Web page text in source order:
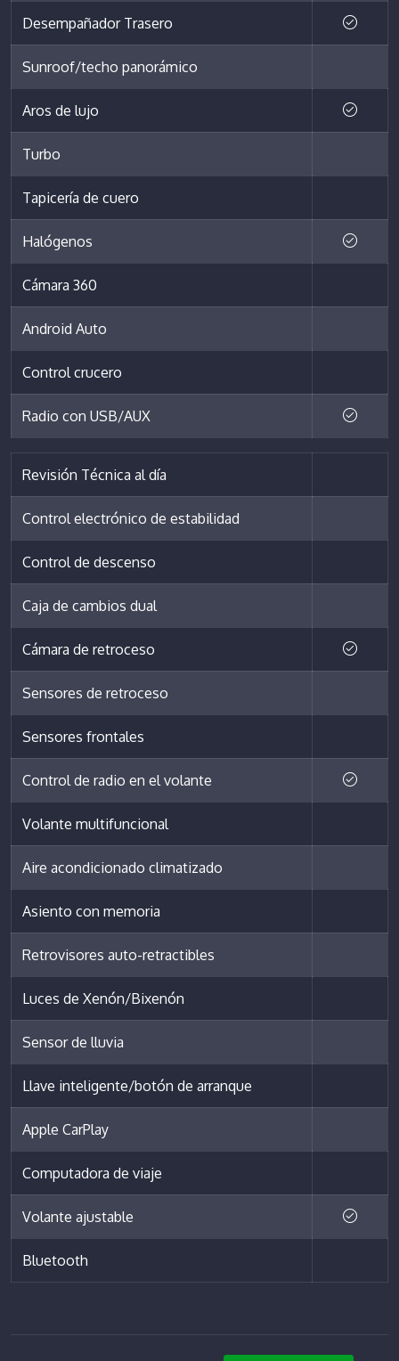
Desempañador Trasero
Sunroof/techo panorámico
Aros de lujo
Turbo
Tapicería de cuero
Halógenos
Cámara 360
Android Auto
Control crucero
Radio con USB/AUX
Revisión Técnica al día
Control electrónico de estabilidad
Control de descenso
Caja de cambios dual
Cámara de retroceso
Sensores de retroceso
Sensores frontales
Control de radio en el volante
Volante multifuncional
Aire acondicionado climatizado
Asiento con memoria
Retrovisores auto-retractibles
Luces de Xenón/Bixenón
Sensor de lluvia
Llave inteligente/botón de arranque
Apple CarPlay
Computadora de viaje
Volante ajustable
Bluetooth